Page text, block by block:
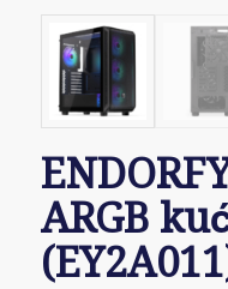
ARGB